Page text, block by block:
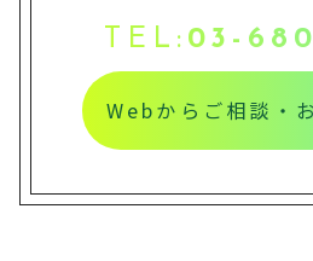
TEL: 03-
Webからご相談・